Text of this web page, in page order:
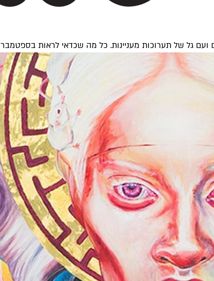
גל של תערוכות מעניינות. כל מה שכדאי לראות בספטמבר